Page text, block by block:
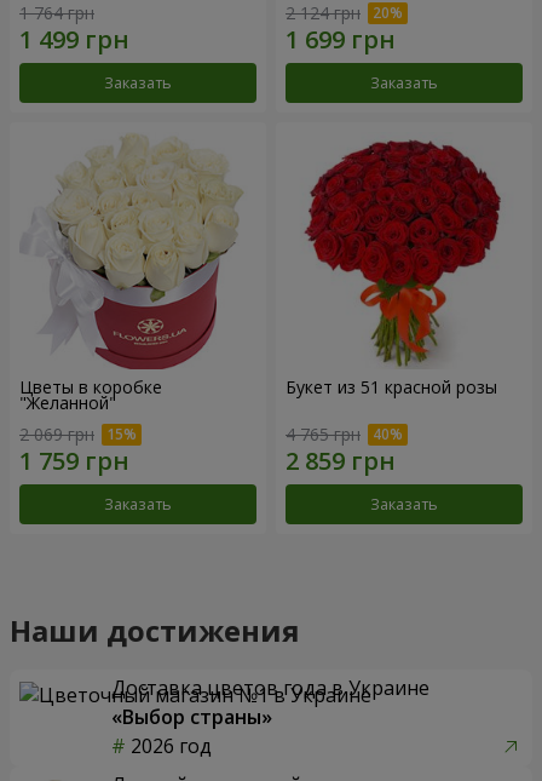
1 764 грн
Заказать
2 124 грн
Заказать
Цветы в коробке
"Желанной"
2 069 грн
Заказать
Букет из 51 красной розы
4 765 грн
Заказать
Наши достижения
Доставка цветов года в Украине
«Выбор страны»
2026 год